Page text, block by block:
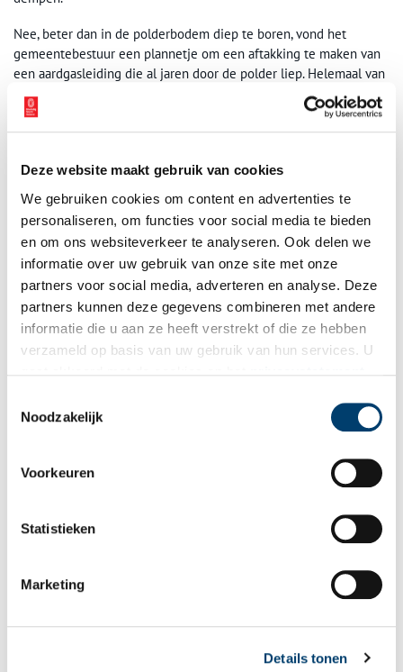
Deze website maakt gebruik van cookies
We gebruiken cookies om content en advertenties te
personaliseren, om functies voor social media te bieden
en om ons websiteverkeer te analyseren. Ook delen we
informatie over uw gebruik van onze site met onze
partners voor social media, adverteren en analyse. Deze
partners kunnen deze gegevens combineren met andere
informatie die u aan ze heeft verstrekt of die ze hebben
verzameld op basis van uw gebruik van hun services. U
Noodzakelijk
Voorkeuren
Statistieken
Marketing
Details tonen
Nee, beter dan in de polderbodem diep te boren, vond het
gemeentebestuur een plannetje om een aftakking te maken van
een aardgasleiding die al jaren door de polder liep. Helemaal van
de Kaag naar Vijfhuizen. Deze leiding transporteerde gas uit een
wingebied in Zuid-Holland naar de Hoogovens in IJmuiden. Een
creatief plan, maar van zo’n eigen aftakking is het nooit gekomen.